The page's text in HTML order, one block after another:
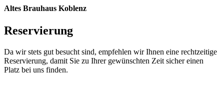
Altes Brauhaus Koblenz
Reservierung
Da wir stets gut besucht sind, empfehlen wir Ihnen eine rechtzeitige
Reservierung, damit Sie zu Ihrer gewünschten Zeit sicher einen
Platz bei uns finden.